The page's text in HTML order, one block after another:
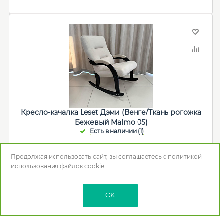
Кресло-качалка Leset Дэми (Венге/Ткань рогожка
Бежевый Malmo 05)
27 810р.
Мебель Импэкс
: 120
Продолжая использовать сайт, вы соглашаетесь с политикой
использования файлов cookie.
OK